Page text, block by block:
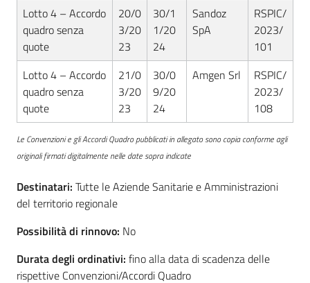
Lotto 4 – Accordo
quadro senza
quote
20/0
3/20
23
30/1
1/20
24
Sandoz
SpA
RSPIC/
2023/
101
Lotto 4 – Accordo
quadro senza
quote
21/0
3/20
23
30/0
9/20
24
Amgen Srl
RSPIC/
2023/
108
Le Convenzioni e gli Accordi Quadro pubblicati in allegato sono copia conforme agli
originali firmati digitalmente nelle date sopra indicate
Destinatari: Tutte le Aziende Sanitarie e Amministrazioni
del territorio regionale
Possibilità di rinnovo: No
Durata degli ordinativi: fino alla data di scadenza delle
rispettive Convenzioni/Accordi Quadro